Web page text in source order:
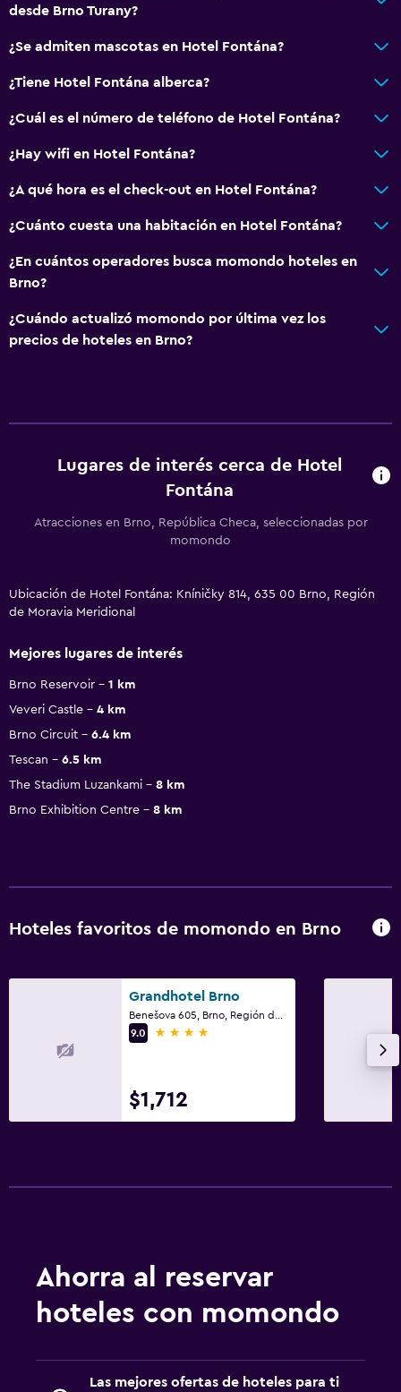
desde Brno Turany?
¿Se admiten mascotas en Hotel Fontána?
¿Tiene Hotel Fontána alberca?
¿Cuál es el número de teléfono de Hotel Fontána?
¿Hay wifi en Hotel Fontána?
¿A qué hora es el check-out en Hotel Fontána?
¿Cuánto cuesta una habitación en Hotel Fontána?
¿En cuántos operadores busca momondo hoteles en
Brno?
¿Cuándo actualizó momondo por última vez los
precios de hoteles en Brno?
Lugares de interés cerca de Hotel
Fontána
Atracciones en Brno, República Checa, seleccionadas por
momondo
Ubicación de Hotel Fontána: Kníničky 814, 635 00 Brno, Región
de Moravia Meridional
Mejores lugares de interés
Brno Reservoir
1 km
Veveri Castle
4 km
Brno Circuit
6.4 km
Tescan
6.5 km
The Stadium Luzankami
8 km
Brno Exhibition Centre
8 km
Hoteles favoritos de momondo en Brno
Grandhotel Brno
9.0
4 estrellas
$1,712
Ahorra al reservar
hoteles con momondo
Las mejores ofertas de hoteles para ti